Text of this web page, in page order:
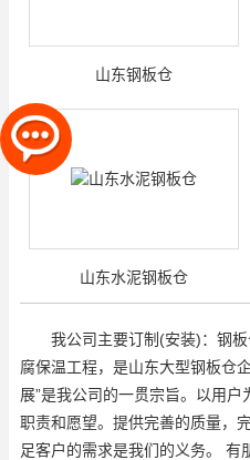
山东钢板仓
山东水泥钢板仓
我公司主要订制(安装)：钢
腐保温工程，是山东大型钢板仓
展”是我公司的一贯宗旨。以用
职责和愿望。提供完善的质量，
足客户的需求是我们的义务。